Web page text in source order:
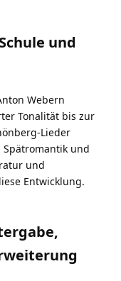
und
Webern
Tonalität bis zur
Lieder
Spätromantik und
und
Entwicklung.